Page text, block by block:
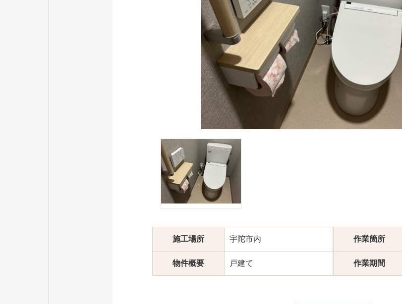
施工場所 宇陀市内
物件概要 戸建て
作業箇所
作業期間